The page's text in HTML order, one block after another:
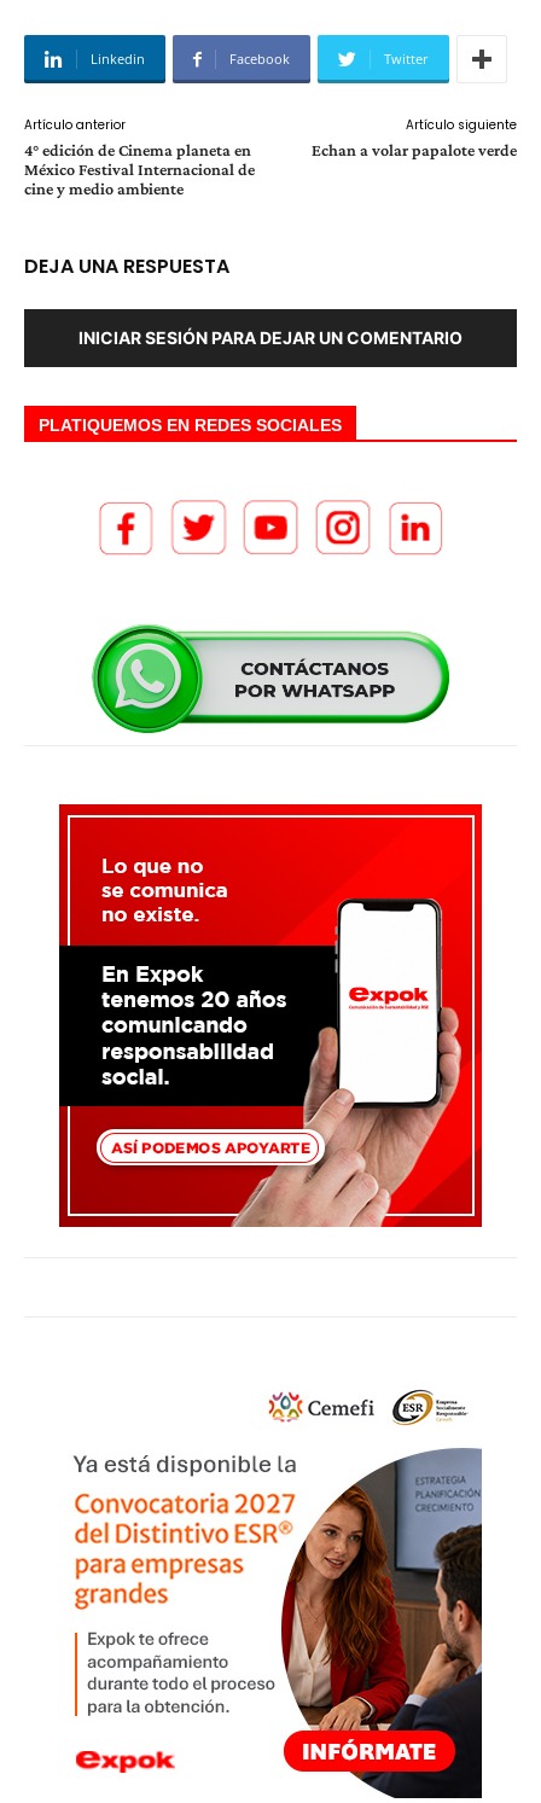
Linkedin Facebook Twitter
Artículo anterior
4° edición de Cinema planeta en
México Festival Internacional de
cine y medio ambiente
Artículo siguiente
Echan a volar papalote verde
DEJA UNA RESPUESTA
INICIAR SESIÓN PARA DEJAR UN COMENTARIO
PLATIQUEMOS EN REDES SOCIALES